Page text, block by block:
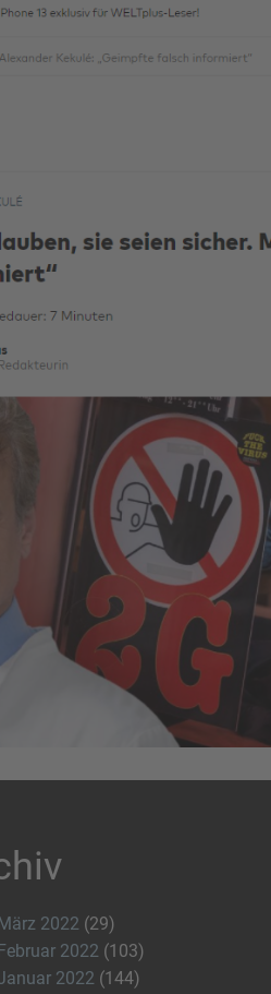
2022 (29)
2022 (103)
2022 (144)